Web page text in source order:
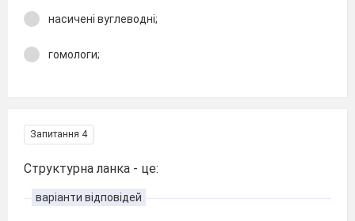
насичені вуглеводні;
гомологи;
Запитання 4
Структурна ланка - це:
варіанти відповідей